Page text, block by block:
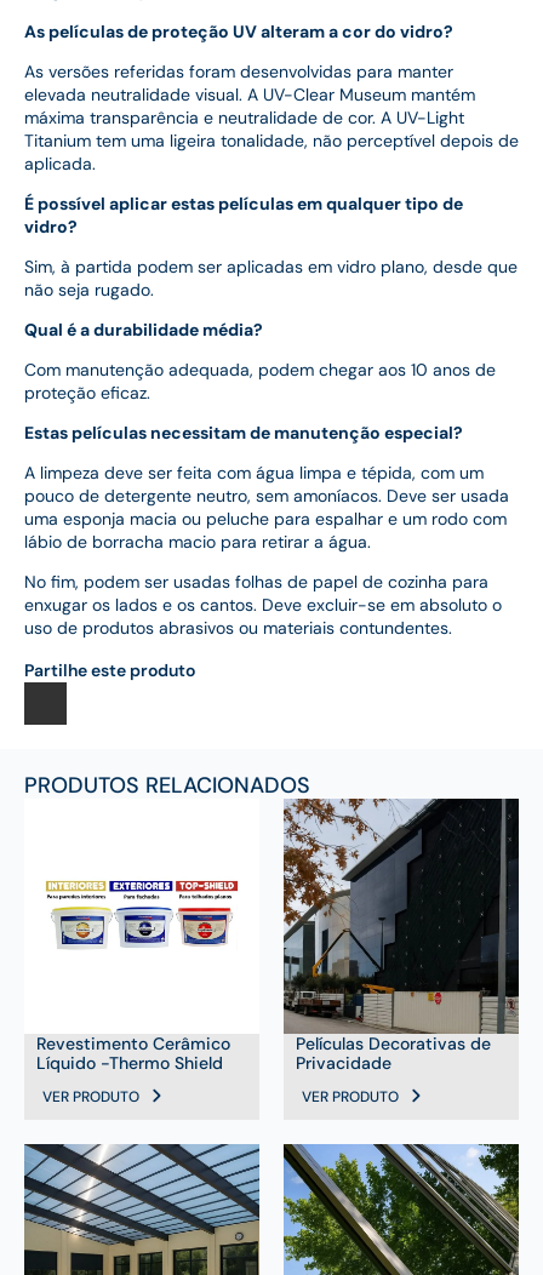
As películas de proteção UV alteram a cor do vidro?
As versões referidas foram desenvolvidas para manter
elevada neutralidade visual. A UV-Clear Museum mantém
máxima transparência e neutralidade de cor. A UV-Light
Titanium tem uma ligeira tonalidade, não perceptível depois de
aplicada.
É possível aplicar estas películas em qualquer tipo de
vidro?
Sim, à partida podem ser aplicadas em vidro plano, desde que
não seja rugado.
Qual é a durabilidade média?
Com manutenção adequada, podem chegar aos 10 anos de
proteção eficaz.
Estas películas necessitam de manutenção especial?
A limpeza deve ser feita com água limpa e tépida, com um
pouco de detergente neutro, sem amoníacos. Deve ser usada
uma esponja macia ou peluche para espalhar e um rodo com
lábio de borracha macio para retirar a água.
No fim, podem ser usadas folhas de papel de cozinha para
enxugar os lados e os cantos. Deve excluir-se em absoluto o
uso de produtos abrasivos ou materiais contundentes.
Partilhe este produto
PRODUTOS RELACIONADOS
Revestimento Cerâmico
Líquido -Thermo Shield
VER PRODUTO
Películas Decorativas de
Privacidade
VER PRODUTO